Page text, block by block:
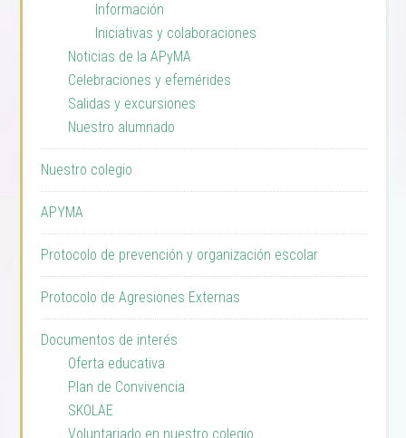
Información
Iniciativas y colaboraciones
Noticias de la APyMA
Celebraciones y efemérides
Salidas y excursiones
Nuestro alumnado
Nuestro colegio
APYMA
Protocolo de prevención y organización escolar
Protocolo de Agresiones Externas
Documentos de interés
Oferta educativa
Plan de Convivencia
SKOLAE
Voluntariado en nuestro colegio